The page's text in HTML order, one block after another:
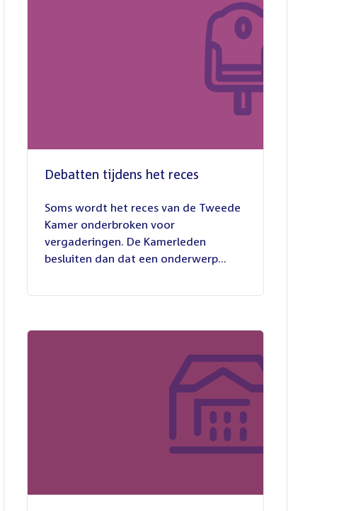
Debatten tijdens het reces
juli
2026
Soms wordt het reces van de Tweede
Kamer onderbroken voor
vergaderingen. De Kamerleden
besluiten dan dat een onderwerp...